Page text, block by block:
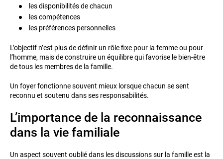
les disponibilités de chacun
les compétences
les préférences personnelles
L’objectif n’est plus de définir un rôle fixe pour la femme ou pour
l’homme, mais de construire un équilibre qui favorise le bien-être
de tous les membres de la famille.
Un foyer fonctionne souvent mieux lorsque chacun se sent
reconnu et soutenu dans ses responsabilités.
L’importance de la reconnaissance
dans la vie familiale
Un aspect souvent oublié dans les discussions sur la famille est la